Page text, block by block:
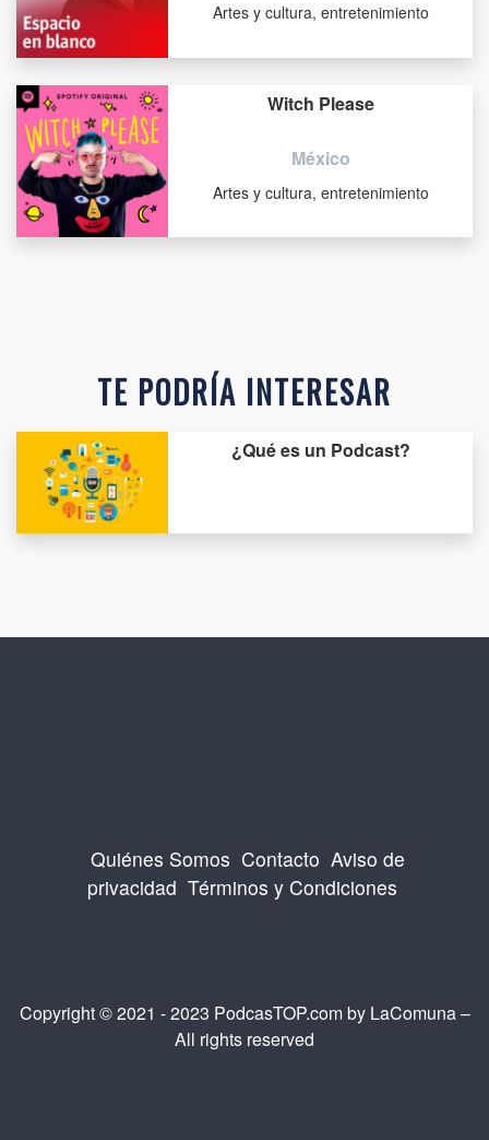
Artes y cultura, entretenimiento
Witch Please
México
Artes y cultura, entretenimiento
TE PODRÍA INTERESAR
¿Qué es un Podcast?
Quiénes Somos Contacto Aviso de
privacidad Términos y Condiciones
Copyright © 2021 - 2023 PodcasTOP.com by LaComuna–
All rights reserved